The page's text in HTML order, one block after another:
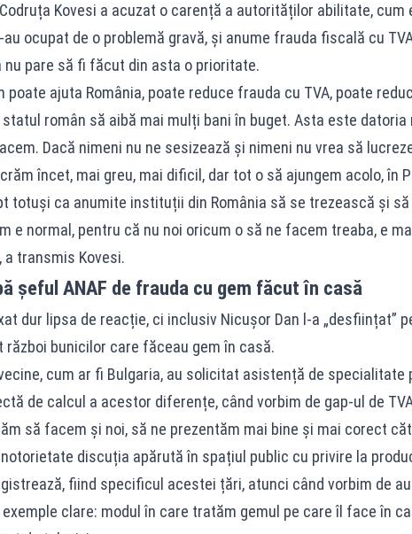
Kovesi a acuzat o carență a autorităților abilitate, cum
ocupat de o problemă gravă, și anume frauda fiscală cu
nu pare să fi făcut din asta o prioritate.
poate ajuta România, poate reduce frauda cu TVA, poate
român să aibă mai mulți bani în buget. Asta este datoria
Dacă nimeni nu ne sesizează și nimeni nu vrea să
încet, mai greu, mai dificil, dar tot o să ajungem acolo, în
totuși ca anumite instituții din România să se trezească și
e normal, pentru că nu noi oricum o să ne facem treaba, e
a transmis Kovesi.
șeful ANAF de frauda cu gem făcut în casă
dur lipsa de reacție, ci inclusiv Nicușor Dan l-a „desființat”
război bunicilor care făceau gem în casă.
cum ar fi Bulgaria, au solicitat asistență de specialitate
de calcul a acestor diferențe, când vorbim de gap-ul de
să facem și noi, să ne prezentăm mai bine și mai corect
notorietate discuția apărută în spațiul public cu privire la
fiind specificul acestei țări, atunci când vorbim de
clare: modul în care tratăm gemul pe care îl face în